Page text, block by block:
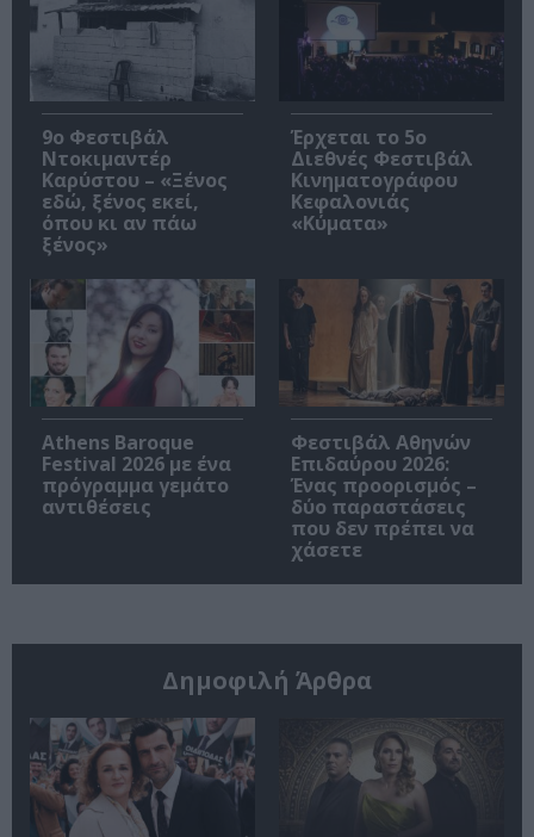
9ο Φεστιβάλ
Ντοκιμαντέρ
Καρύστου – «Ξένος
εδώ, ξένος εκεί,
όπου κι αν πάω
ξένος»
Έρχεται το 5ο
Διεθνές Φεστιβάλ
Κινηματογράφου
Κεφαλονιάς
«Κύματα»
Athens Baroque
Festival 2026 με ένα
πρόγραμμα γεμάτο
αντιθέσεις
Φεστιβάλ Αθηνών
Επιδαύρου 2026:
Ένας προορισμός –
δύο παραστάσεις
που δεν πρέπει να
χάσετε
Δημοφιλή Άρθρα